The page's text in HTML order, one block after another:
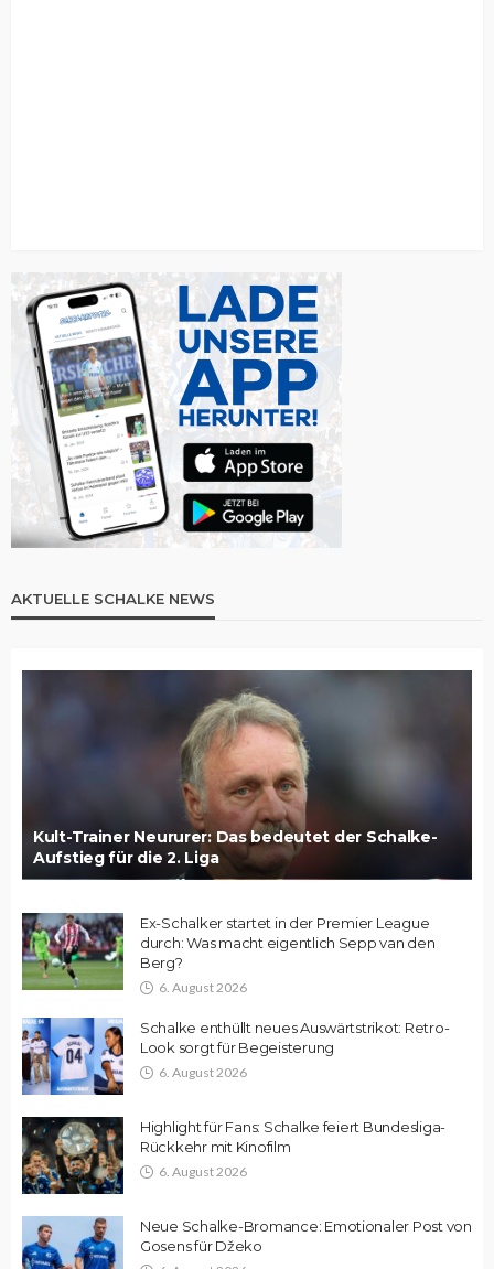
AKTUELLE SCHALKE NEWS
Kult-Trainer Neururer: Das bedeutet der Schalke-
Aufstieg für die 2. Liga
Ex-Schalker startet in der Premier League
durch: Was macht eigentlich Sepp van den
Berg?
6. August 2026
Schalke enthüllt neues Auswärtstrikot: Retro-
Look sorgt für Begeisterung
6. August 2026
Highlight für Fans: Schalke feiert Bundesliga-
Rückkehr mit Kinofilm
6. August 2026
Neue Schalke-Bromance: Emotionaler Post von
Gosens für Džeko